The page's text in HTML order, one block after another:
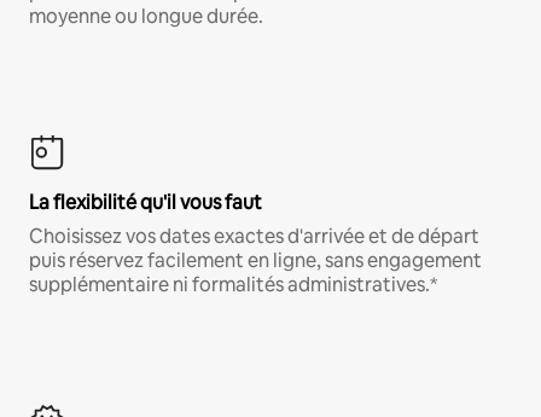
moyenne ou longue durée.
La flexibilité qu'il vous faut
Choisissez vos dates exactes d'arrivée et de départ
puis réservez facilement en ligne, sans engagement
supplémentaire ni formalités administratives.*